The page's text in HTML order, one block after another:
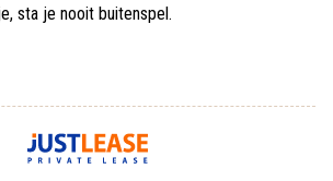
sta je nooit buitenspel.